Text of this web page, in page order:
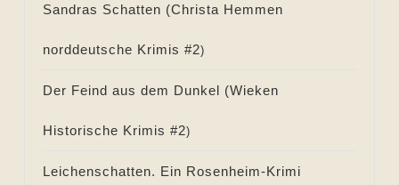
Sandras Schatten (Christa Hemmen
norddeutsche Krimis #2)
Der Feind aus dem Dunkel (Wieken
Historische Krimis #2)
Leichenschatten. Ein Rosenheim-Krimi